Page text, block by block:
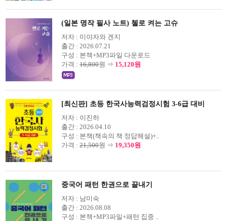
(일본 명작 필사 노트) 첼로 켜는 고슈
저자 : 미야자와 겐지
출간 : 2026.07.21
구성 : 본책+MP3파일 다운로드
가격 : 16,800원 ⇒ 15,120원
[최신판] 초등 한국사능력검정시험 3-6급 대비
저자 : 이진하
출간 : 2026.04.10
구성 : 본책(책속의 책 정답해설)+..
가격 : 21,500원 ⇒ 19,350원
중국어 패턴 한권으로 끝내기
저자 : 남미숙
출간 : 2026.08.08
구성 : 본책+MP3파일+패턴 집중 ..